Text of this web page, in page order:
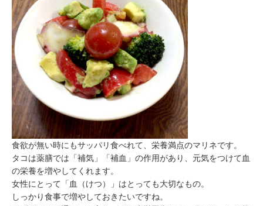
食欲が無い時にもサッパリ食べれて、栄養満点のマリネです。
タコは薬膳では「補気」「補血」の作用があり、元気をつけて血
の栄養を増やしてくれます。
女性にとって「血（けつ）」はとっても大切なもの。
しっかり食事で増やしておきたいですね。